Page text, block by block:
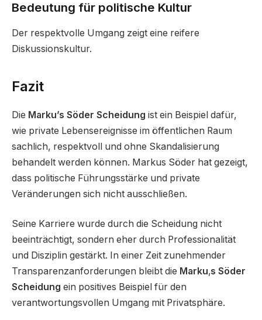
Bedeutung für politische Kultur
Der respektvolle Umgang zeigt eine reifere
Diskussionskultur.
Fazit
Die Marku’s Söder Scheidung ist ein Beispiel dafür,
wie private Lebensereignisse im öffentlichen Raum
sachlich, respektvoll und ohne Skandalisierung
behandelt werden können. Markus Söder hat gezeigt,
dass politische Führungsstärke und private
Veränderungen sich nicht ausschließen.
Seine Karriere wurde durch die Scheidung nicht
beeinträchtigt, sondern eher durch Professionalität
und Disziplin gestärkt. In einer Zeit zunehmender
Transparenzanforderungen bleibt die Marku‚s Söder
Scheidung ein positives Beispiel für den
verantwortungsvollen Umgang mit Privatsphäre.